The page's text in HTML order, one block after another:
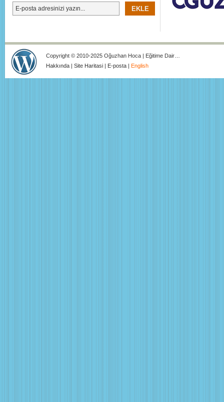
Copyright © 2010-2025 Oğuzhan Hoca | Eğitime Dair…
Hakkında | Site Haritasi | E-posta | English